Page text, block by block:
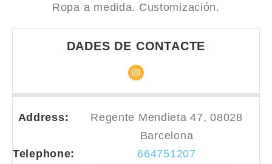
Ropa a medida. Customización.
DADES DE CONTACTE
Address:
Regente Mendieta 47, 08028
Barcelona
Telephone:
664751207